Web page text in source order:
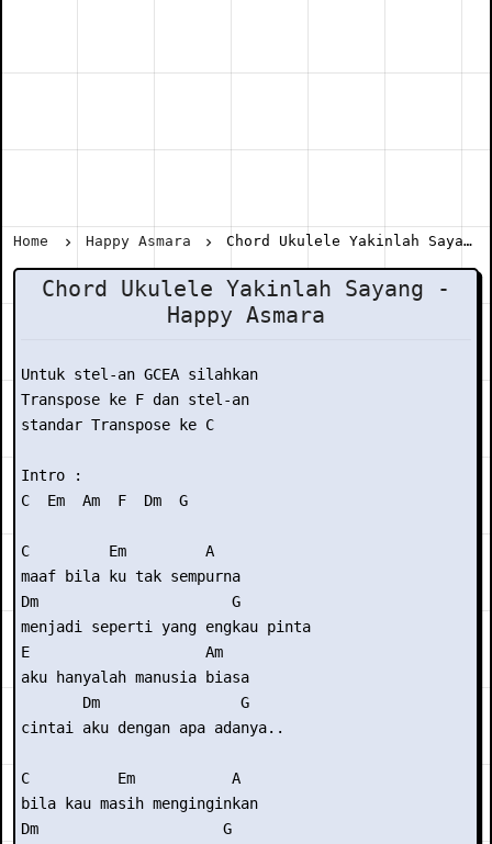
Home Happy Asmara Chord Ukulele Yakinlah Sayang - Happy Asmara
Chord Ukulele Yakinlah Sayang -
Happy Asmara
Untuk stel-an GCEA silahkan
Transpose ke F dan stel-an
standar Transpose ke C
Intro :
C  Em  Am  F  Dm  G
C         Em         A
maaf bila ku tak sempurna
Dm                      G
menjadi seperti yang engkau pinta
E                    Am
aku hanyalah manusia biasa
       Dm                G
cintai aku dengan apa adanya..
C          Em           A
bila kau masih menginginkan
Dm                     G